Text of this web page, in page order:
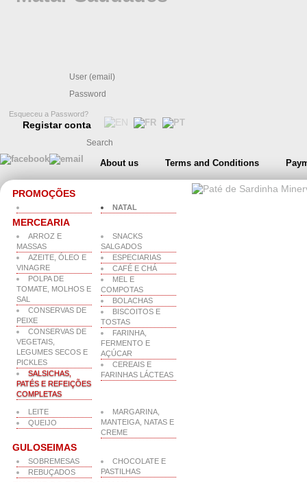
Esqueceu a Password?
Registar conta
About us Terms and Conditions
PROMOÇÕES
NATAL
MERCEARIA
ARROZ E
MASSAS
AZEITE, ÓLEO E
VINAGRE
POLPA DE
TOMATE, MOLHOS E
SAL
CONSERVAS DE
PEIXE
CONSERVAS DE
VEGETAIS,
LEGUMES SECOS E
PICKLES
SALSICHAS,
PATÉS E REFEIÇÕES
COMPLETAS
SNACKS
SALGADOS
ESPECIARIAS
CAFÉ E CHÁ
MEL E
COMPOTAS
BOLACHAS
BISCOITOS E
TOSTAS
FARINHA,
FERMENTO E
AÇÚCAR
CEREAIS E
FARINHAS LÁCTEAS
LEITE
QUEIJO
MARGARINA,
MANTEIGA, NATAS E
CREME
GULOSEIMAS
SOBREMESAS
REBUÇADOS
CHOCOLATE E
PASTILHAS